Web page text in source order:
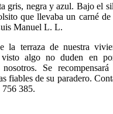
gris, negra y azul. Bajo el
que llevaba un carné
Manuel L. L.
la terraza de nuestra
algo no duden en
Se
fiables de su paradero.
385.